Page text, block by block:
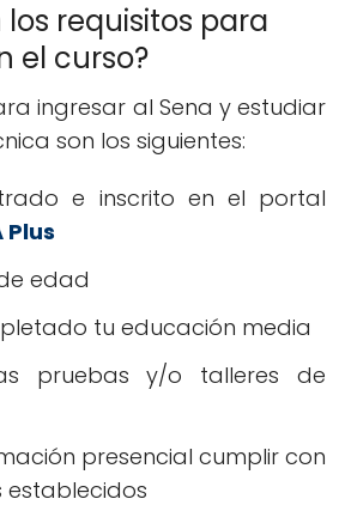
los requisitos para
el curso?
ingresar al Sena y estudiar
son los siguientes:
e inscrito en el portal
Plus
edad
tu educación media
pruebas y/o talleres de
presencial cumplir con
establecidos